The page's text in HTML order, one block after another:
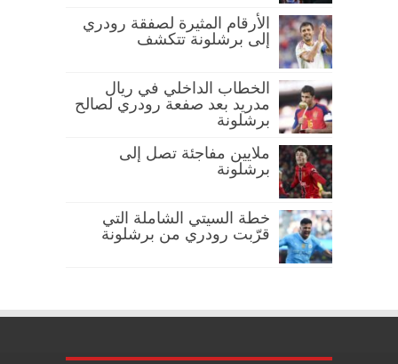
الأرقام المثيرة لصفقة رودري
إلى برشلونة تتكشف
الخطاب الداخلي في ريال
مدريد بعد صفعة رودري لصالح
برشلونة
ملايين مفاجئة تصل إلى
برشلونة
خطة السيتي الشاملة التي
قرّبت رودري من برشلونة